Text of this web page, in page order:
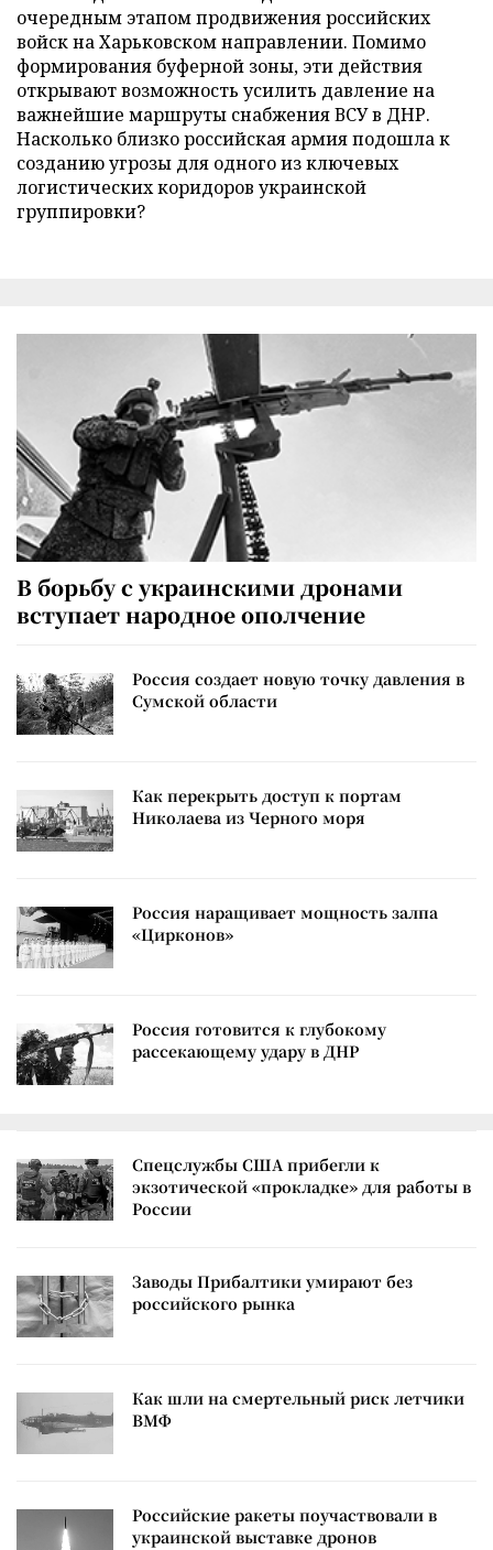
очередным этапом продвижения российских
войск на Харьковском направлении. Помимо
формирования буферной зоны, эти действия
открывают возможность усилить давление на
важнейшие маршруты снабжения ВСУ в ДНР.
Насколько близко российская армия подошла к
созданию угрозы для одного из ключевых
логистических коридоров украинской
группировки?
В борьбу с украинскими дронами
вступает народное ополчение
Россия создает новую точку давления в
Сумской области
Как перекрыть доступ к портам
Николаева из Черного моря
Россия наращивает мощность залпа
«Цирконов»
Россия готовится к глубокому
рассекающему удару в ДНР
Спецслужбы США прибегли к
экзотической «прокладке» для работы в
России
Заводы Прибалтики умирают без
российского рынка
Как шли на смертельный риск летчики
ВМФ
Российские ракеты поучаствовали в
украинской выставке дронов